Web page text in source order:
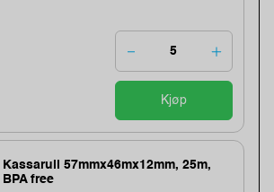
Kjøp
Kassarull 57mmx46mx12mm, 25m,
BPA free